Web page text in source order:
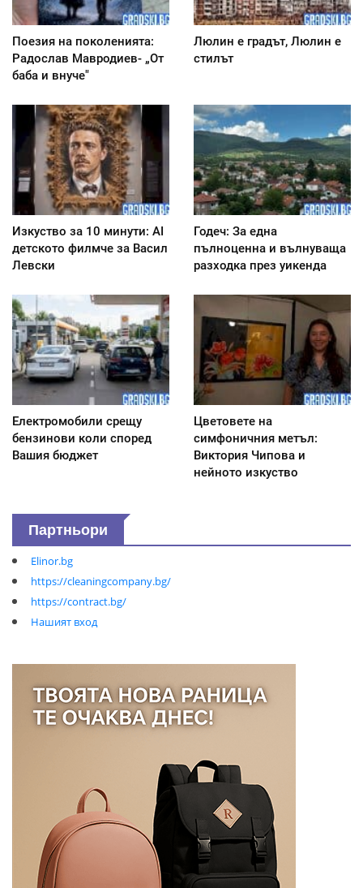
Поезия на поколенията:
Радослав Мавродиев- „От
баба и внуче"
Люлин е градът, Люлин е
стилът
Изкуство за 10 минути: AI
детското филмче за Васил
Левски
Годеч: За една
пълноценна и вълнуваща
разходка през уикенда
Електромобили срещу
бензинови коли според
Вашия бюджет
Цветовете на
симфоничния метъл:
Виктория Чипова и
нейното изкуство
Партньори
Elinor.bg
https://cleaningcompany.bg/
https://contract.bg/
Нашият вход